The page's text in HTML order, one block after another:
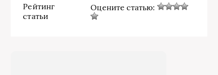
Рейтинг
статьи
Оцените статью: